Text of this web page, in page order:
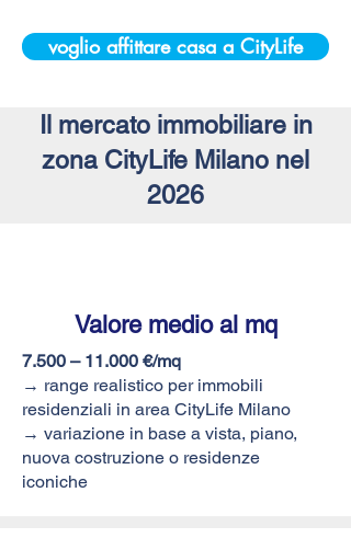
voglio affittare casa a CityLife
Il mercato immobiliare in
zona CityLife Milano nel
2026
Valore medio al mq
7.500 – 11.000 €/mq
→ range realistico per immobili
residenziali in area CityLife Milano
→ variazione in base a vista, piano,
nuova costruzione o residenze
iconiche